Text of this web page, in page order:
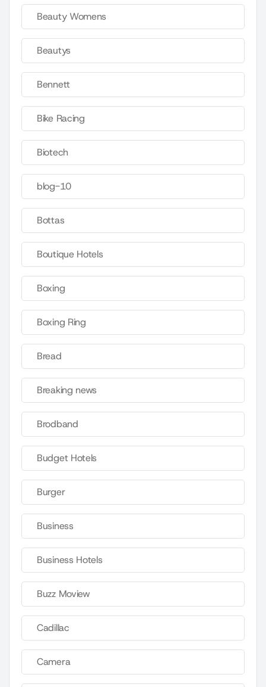
Beauty Womens
Beautys
Bennett
Bike Racing
Biotech
blog-10
Bottas
Boutique Hotels
Boxing
Boxing Ring
Bread
Breaking news
Brodband
Budget Hotels
Burger
Business
Business Hotels
Buzz Moview
Cadillac
Camera